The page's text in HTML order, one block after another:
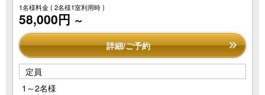
1名様料金( 2名様1室利用時 )
58,000円 ～
詳細/ご予約
定員
1～2名様